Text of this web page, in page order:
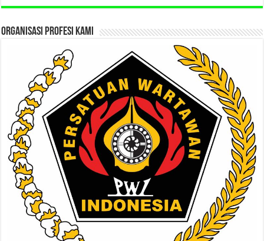
ORGANISASI PROFESI KAMI